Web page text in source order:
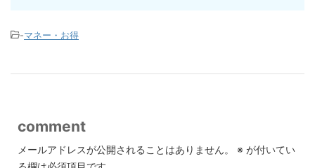
-マネー・お得
comment
メールアドレスが公開されることはありません。 ※ が付いてい